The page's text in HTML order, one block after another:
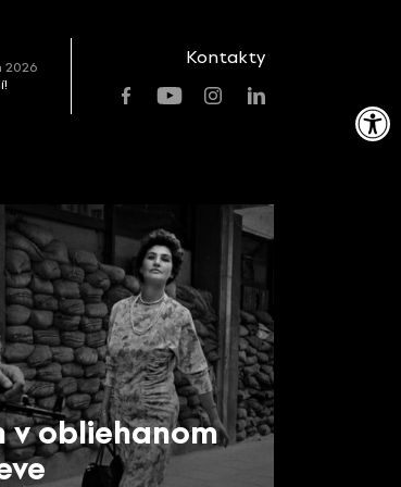
Open toolbar
2026
Kontakty
v obliehanom